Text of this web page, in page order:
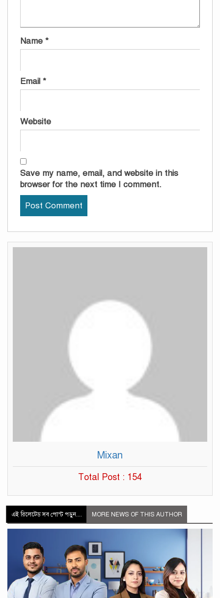
Name *
Email *
Website
Save my name, email, and website in this
browser for the next time I comment.
Mixan
Total Post : 154
এই রিলেটেড সব পোস্ট পড়ুন.... MORE NEWS OF THIS AUTHOR